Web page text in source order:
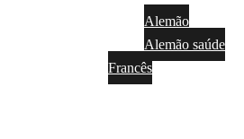
Alemão
Alemão saúde
Francês